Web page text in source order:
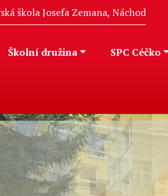
škola Josefa Zemana, Náchod
Školní družina SPC Céčko